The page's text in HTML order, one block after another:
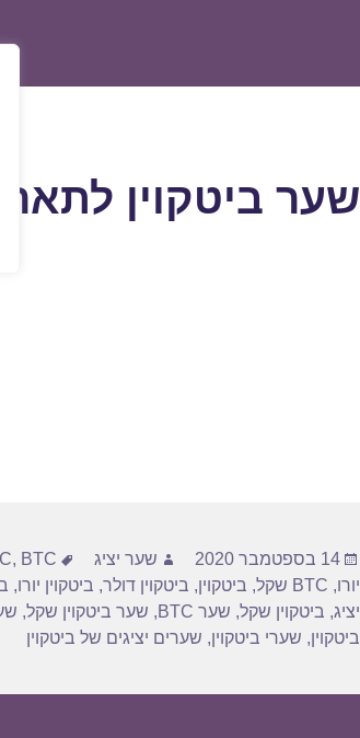
שער ביטקוין לתאריך 14/09/
פורסם
בתאריך
14 בספטמבר 2020 מחבר
שער יציג תגיות , BTC דולר
יורו, BTC שקל , ביטקוין, ביטקוין דולר, ביטקוין יורו,
יציג, ביטקוין שקל, שער BTC , שער ביטקוין שקל,
ביטקוין, שערי ביטקוין, שערים יציגים של ביטקוין